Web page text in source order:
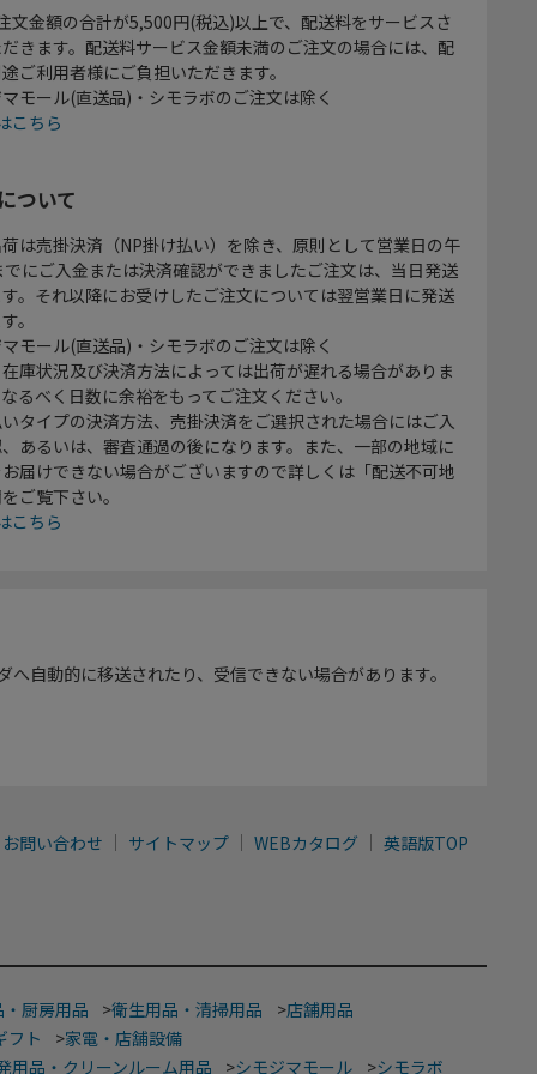
文金額の合計が5,500円(税込)以上で、配送料をサービスさ
きます。配送料サービス金額未満のご注文の場合には、配
ご利用者様にご負担いただきます。
モール(直送品)・シモラボのご注文は除く
こちら
ついて
は売掛決済（NP掛け払い）を除き、原則として営業日の午
にご入金または決済確認ができましたご注文は、当日発送
。それ以降にお受けしたご注文については翌営業日に発送
。
モール(直送品)・シモラボのご注文は除く
庫状況及び決済方法によっては出荷が遅れる場合がありま
るべく日数に余裕をもってご注文ください。
タイプの決済方法、売掛決済をご選択された場合にはご入
あるいは、審査通過の後になります。また、一部の地域に
届けできない場合がございますので詳しくは「配送不可地
ご覧下さい。
こちら
自動的に移送されたり、受信できない場合があります。
お問い合わせ サイトマップ WEBカタログ 英語版TOP
厨房用品 >衛生用品・清掃用品 >店舗用品
フト
>家電・店舗設備
用品・クリーンルーム用品
>シモジマモール >シモラボ